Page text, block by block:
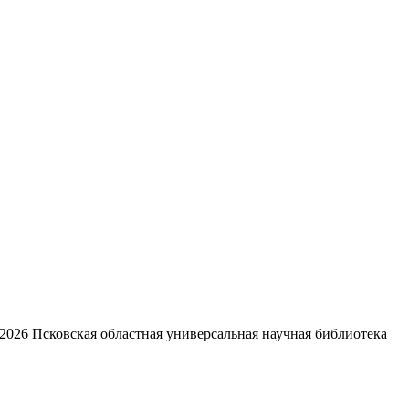
2026 Псковская областная универсальная научная библиотека